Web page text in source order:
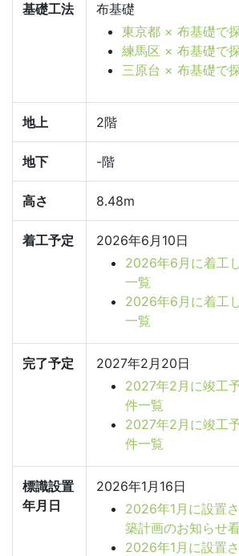
基礎工法
布基礎
東京都 × 布基礎で
練馬区 × 布基礎で
三原台 × 布基礎で
地上 2階
地下 -階
高さ 8.48m
着工予定
2026年6月10日
2026年6月に着工
一覧
2026年6月に着工
一覧
完了予定
2027年2月20日
2027年2月に竣工
件一覧
2027年2月に竣工
件一覧
標識設置
年月日
2026年1月16日
2026年1月に設置
築計画のお知らせ
2026年1月に設置